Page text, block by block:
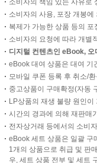
소비자의 책임 있는 사유로
소비자의 사용, 포장 개봉
복제가 가능한 상품 등의
소비자의 요청에 따라 개별
디지털 컨텐츠인 eBook,
eBook 대여 상품은 대여 기
모바일 쿠폰 등록 후 취소/
중고상품이 구매확정(자동
LP상품의 재생 불량 원인
시간의 경과에 의해 재판매
전자상거래 등에서의 소비
eBook 세트 상품은 일괄 구
1개의 상품으로 취급 및 판
우, 세트 상품 전부 및 세트